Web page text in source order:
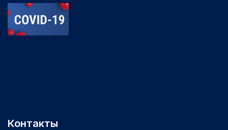
Контакты